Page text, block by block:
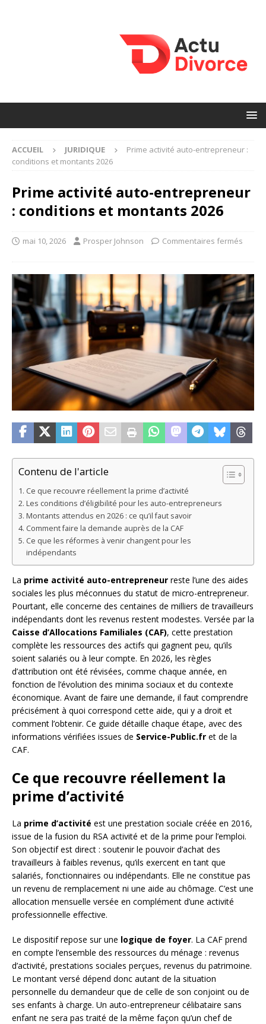
ACCUEIL JURIDIQUE
Prime activité auto-entrepreneur :
conditions et montants 2026
Prime activité auto-entrepreneur
: conditions et montants 2026
mai 10, 2026 Prosper Johnson Commentaires fermés
Contenu de l'article
Ce que recouvre réellement la prime d’activité
Les conditions d’éligibilité pour les auto-entrepreneurs
Montants attendus en 2026 : ce qu’il faut savoir
Comment faire la demande auprès de la CAF
Ce que les réformes à venir changent pour les
indépendants
La prime activité auto-entrepreneur reste l’une des aides
sociales les plus méconnues du statut de micro-entrepreneur.
Pourtant, elle concerne des centaines de milliers de travailleurs
indépendants dont les revenus restent modestes. Versée par la
Caisse d’Allocations Familiales (CAF), cette prestation
complète les ressources des actifs qui gagnent peu, qu’ils
soient salariés ou à leur compte. En 2026, les règles
d’attribution ont été révisées, comme chaque année, en
fonction de l’évolution des minima sociaux et du contexte
économique. Avant de faire une demande, il faut comprendre
précisément à quoi correspond cette aide, qui y a droit et
comment l’obtenir. Ce guide détaille chaque étape, avec des
informations vérifiées issues de Service-Public.fr et de la
CAF.
Ce que recouvre réellement la
prime d’activité
La prime d’activité est une prestation sociale créée en 2016,
issue de la fusion du RSA activité et de la prime pour l’emploi.
Son objectif est direct : soutenir le pouvoir d’achat des
travailleurs à faibles revenus, qu’ils exercent en tant que
salariés, fonctionnaires ou indépendants. Elle ne constitue pas
un revenu de remplacement ni une aide au chômage. C’est une
allocation mensuelle versée en complément d’une activité
professionnelle effective.
Le dispositif repose sur une logique de foyer. La CAF prend
en compte l’ensemble des ressources du ménage : revenus
d’activité, prestations sociales perçues, revenus du patrimoine.
Le montant versé dépend donc autant de la situation
personnelle du demandeur que de celle de son conjoint ou de
ses enfants à charge. Un auto-entrepreneur célibataire sans
enfant ne sera pas traité de la même façon qu’un chef de